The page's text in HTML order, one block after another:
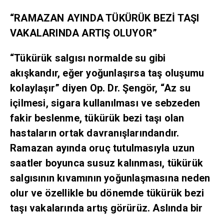
“RAMAZAN AYINDA TÜKÜRÜK BEZİ TAŞI
VAKALARINDA ARTIŞ OLUYOR”
“Tükürük salgısı normalde su gibi
akışkandır, eğer yoğunlaşırsa taş oluşumu
kolaylaşır” diyen Op. Dr. Şengör, “Az su
içilmesi, sigara kullanılması ve sebzeden
fakir beslenme, tükürük bezi taşı olan
hastaların ortak davranışlarındandır.
Ramazan ayında oruç tutulmasıyla uzun
saatler boyunca susuz kalınması, tükürük
salgısının kıvamının yoğunlaşmasına neden
olur ve özellikle bu dönemde tükürük bezi
taşı vakalarında artış görürüz. Aslında bir